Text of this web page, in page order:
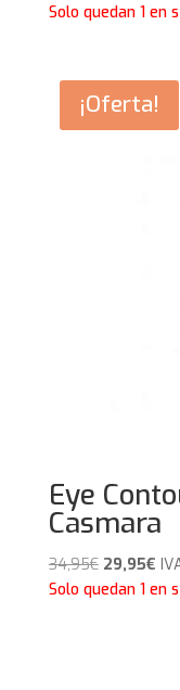
Solo quedan 1 en
¡Oferta!
Eye
Casmara
34,95€ El
precio
29,95€El
Solo quedan 1 en